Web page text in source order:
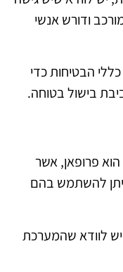
ודורש אנשי
הבטיחות כדי
בישול בטוחה.
פרופאן, אשר
להשתמש בהם
יש לוודא שהמערכת